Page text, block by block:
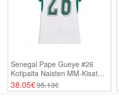
Senegal Pape Gueye #26
Kotipaita Naisten MM-Kisat
2026 Lyhythihainen
38.05€95.13€